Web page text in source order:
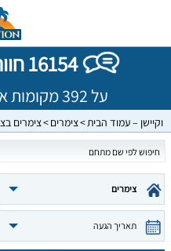
16154 חוות דעת מאומתות!
על 392 מקומות אירוח שונים בישראל
וקיישן – עמוד הבית צימרים צימרים
צימרים
תאריך הגעה